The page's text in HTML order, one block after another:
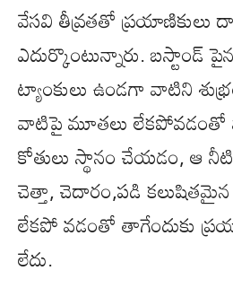
వేసవి తీవ్రతతో ప్రయాణికులు
ఎదుర్కొంటున్నారు. బస్టాండ్
ట్యాంకులు ఉండగా వాటిని
వాటిపై మూతలు
కోతులు స్థానం చేయడం, ఆ
చెత్తా, చెదారం,పడి కలుషితమైన
లేకపో వడంతో తాగేందుకు
లేదు.